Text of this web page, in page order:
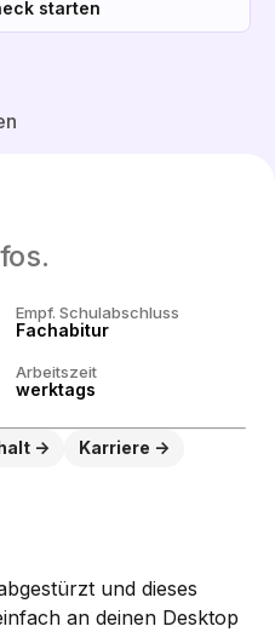
starten
Empf. Schulabschluss
Fachabitur
Arbeitszeit
werktags
Karriere
und dieses
an deinen Desktop